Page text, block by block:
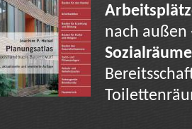
nach außen